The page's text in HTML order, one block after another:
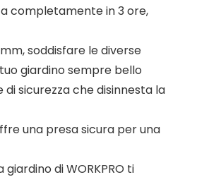
completamente in 3 ore,
soddisfare le diverse
giardino sempre bello
di sicurezza che disinnesta la
una presa sicura per una
giardino di WORKPRO ti